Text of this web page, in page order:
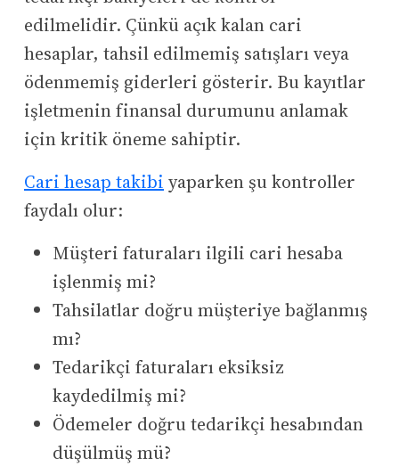
edilmelidir. Çünkü açık kalan cari
hesaplar, tahsil edilmemiş satışları veya
ödenmemiş giderleri gösterir. Bu kayıtlar
işletmenin finansal durumunu anlamak
için kritik öneme sahiptir.
Cari hesap takibi yaparken şu kontroller
faydalı olur:
Müşteri faturaları ilgili cari hesaba
işlenmiş mi?
Tahsilatlar doğru müşteriye bağlanmış
mı?
Tedarikçi faturaları eksiksiz
kaydedilmiş mi?
Ödemeler doğru tedarikçi hesabından
düşülmüş mü?